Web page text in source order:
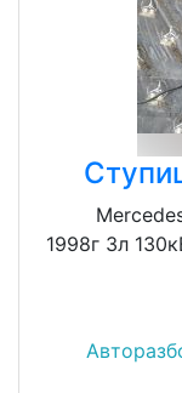
1998г 3л